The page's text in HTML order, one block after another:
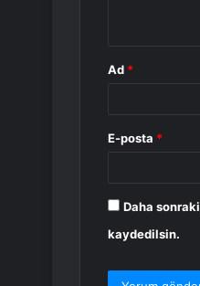
Ad *
E-posta *
Daha
kaydedilsin.